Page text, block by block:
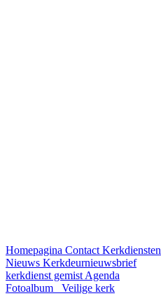
Homepagina Contact Kerkdiensten
Nieuws Kerkdeurnieuwsbrief
kerkdienst gemist Agenda
Fotoalbum
Veilige kerk